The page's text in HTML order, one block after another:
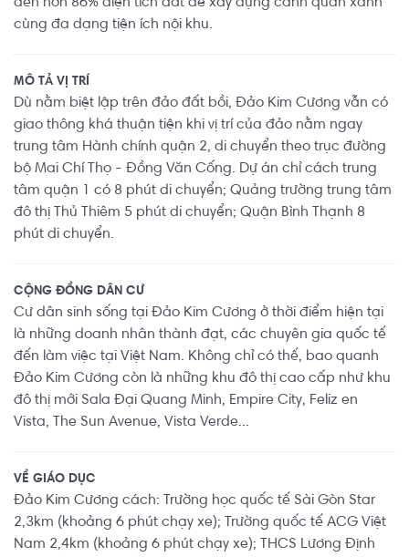
coffee, siêu thị Vinmart & Ministop, gym, yoga, hồ bơi, khu
* Bảng phí quản lý và phí đậu xe tại căn hộ Diamond
Island:
+ Phí quản lý: 23.1000/m² sử dụng.
+ Giữ xe máy: 200.000đ/xe.
+ Xe hơi: 1.850.000đ/xe. (Đảm bảo còn chỗ đậu oto)
(Call, Zalo, Viber, WhatsApp, Sms) hỗ trợ tư vấn lựa chọn
căn hộ giá tốt và xem nhà 24/7.
cùng đa dạng tiện ích nội khu.
MÔ TẢ VỊ TRÍ
Dù nằm biệt lập trên đảo đất bồi, Đảo Kim Cương vẫn có
giao thông khá thuận tiện khi vị trí của đảo nằm ngay
trung tâm Hành chính quận 2, di chuyển theo trục đường
bộ Mai Chí Thọ - Đồng Văn Cống. Dự án chỉ cách trung
tâm quận 1 có 8 phút di chuyển; Quảng trường trung tâm
đô thị Thủ Thiêm 5 phút di chuyển; Quận Bình Thạnh 8
phút di chuyển.
CỘNG ĐỒNG DÂN CƯ
Cư dân sinh sống tại Đảo Kim Cương ở thời điểm hiện tại
là những doanh nhân thành đạt, các chuyên gia quốc tế
đến làm việc tại Việt Nam. Không chỉ có thế, bao quanh
Đảo Kim Cương còn là những khu đô thị cao cấp như khu
đô thị mới Sala Đại Quang Minh, Empire City, Feliz en
Vista, The Sun Avenue, Vista Verde...
VỀ GIÁO DỤC
Đảo Kim Cương cách: Trường học quốc tế Sài Gòn Star
2,3km (khoảng 6 phút chạy xe); Trường quốc tế ACG Việt
Nam 2,4km (khoảng 6 phút chạy xe); THCS Lương Định